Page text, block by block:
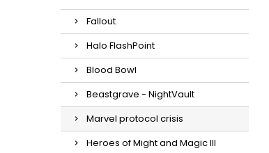
Fallout
Halo FlashPoint
Blood Bowl
Beastgrave - NightVault
Marvel protocol crisis
Heroes of Might and Magic III